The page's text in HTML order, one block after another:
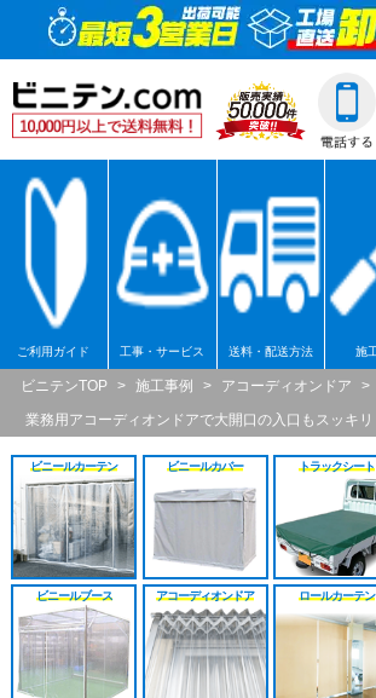
ご利用ガイド 工事・サービス 送料・配送方法 施
ビニテンTOP > 施工事例 > アコーディオンドア
>
業務用アコーディオンドアで大開口の入口もスッキリ
ビニールカーテン ビニールカバー トラックシート
ビニールブース アコーディオンドア ロールカーテン
ビニールカーテン
ジャバラビニールカーテン
のれんカーテン式
ロールスクリーン
アコーディオンドア
ネットカーテン網
大型カーテンレール
間仕切ポール
カバー
シート
原反カット販売
戻る
ご利用ガイド
他社との違い
ご注文の流れ
送料・配送方法
返品・交換
お支払い方法
大口割引
無料見積り
施工工事見積り
パートナー募集
戻る